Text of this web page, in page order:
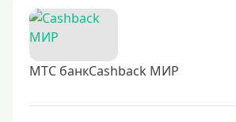
МТС банкCashback МИР